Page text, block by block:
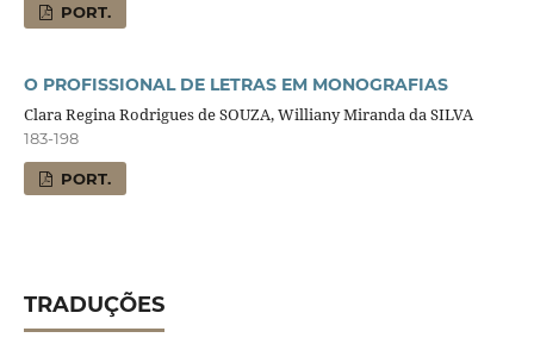
PORT.
O PROFISSIONAL DE LETRAS EM MONOGRAFIAS
Clara Regina Rodrigues de SOUZA, Williany Miranda da SILVA
183-198
PORT.
TRADUÇÕES